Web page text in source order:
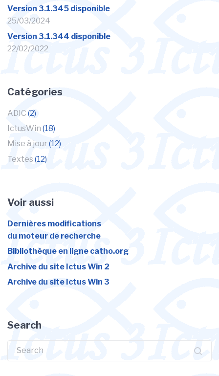
Version 3.1.345 disponible
25/03/2024
Version 3.1.344 disponible
22/02/2022
Catégories
ADIC (2)
IctusWin (18)
Mise à jour (12)
Textes (12)
Voir aussi
Dernières modifications
du moteur de recherche
Bibliothèque en ligne catho.org
Archive du site Ictus Win 2
Archive du site Ictus Win 3
Search
Search